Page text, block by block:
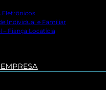
Eletrônicos
Individual e Familiar
– Fiança Locatícia